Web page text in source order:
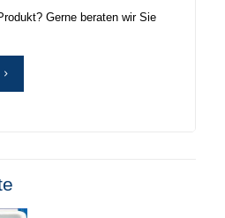
Gerne beraten wir Sie